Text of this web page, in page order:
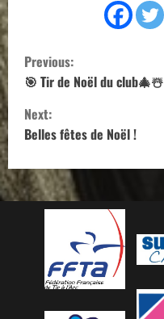
C
o
n
i
Previous:
🎯 Tir de Noël du club🎄☃️
Next:
Belles fêtes de Noël !